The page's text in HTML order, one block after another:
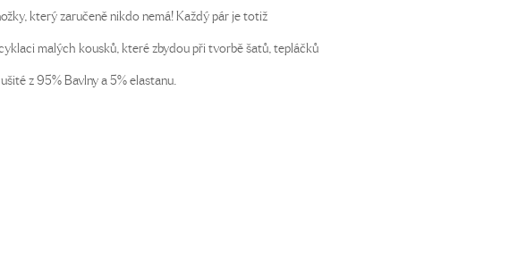
který zaručeně nikdo nemá! Každý pár je totiž
malých kousků, které zbydou při tvorbě šatů, tepláčků
z 95% Bavlny a 5% elastanu.